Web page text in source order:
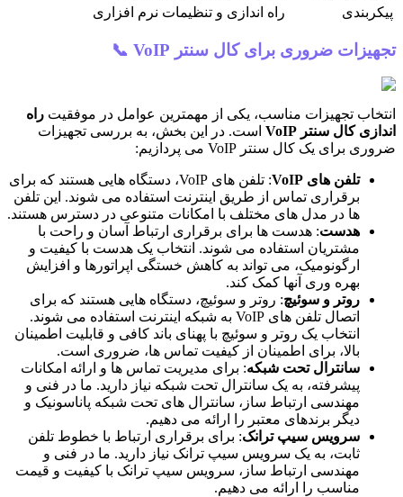
پیکربندی
راه اندازی و تنظیمات نرم افزاری
تجهیزات ضروری برای کال سنتر VoIP 📞
انتخاب تجهیزات مناسب، یکی از مهمترین عوامل در موفقیت راه
اندازی کال سنتر VoIP
است. در این بخش، به بررسی تجهیزات
ضروری برای یک کال سنتر VoIP می پردازیم:
تلفن های VoIP
: تلفن های VoIP، دستگاه هایی هستند که برای
برقراری تماس از طریق اینترنت استفاده می شوند. این تلفن
ها در مدل های مختلف با امکانات متنوعی در دسترس هستند.
هدست: هدست ها برای برقراری ارتباط آسان و راحت با
مشتریان استفاده می شوند. انتخاب یک هدست با کیفیت و
ارگونومیک، می تواند به کاهش خستگی اپراتورها و افزایش
بهره وری آنها کمک کند.
روتر و سوئیچ: روتر و سوئیچ، دستگاه هایی هستند که برای
اتصال تلفن های VoIP به شبکه اینترنت استفاده می شوند.
انتخاب یک روتر و سوئیچ با پهنای باند کافی و قابلیت اطمینان
بالا، برای اطمینان از کیفیت تماس ها، ضروری است.
سانترال تحت شبکه: برای مدیریت تماس ها و ارائه امکانات
پیشرفته، به یک سانترال تحت شبکه نیاز دارید. ما در فنی و
مهندسی ارتباط ساز، سانترال های تحت شبکه پاناسونیک و
دیگر برندهای معتبر را ارائه می دهیم.
سرویس سیپ ترانک: برای برقراری ارتباط با خطوط تلفن
ثابت، به یک سرویس سیپ ترانک نیاز دارید. ما در فنی و
مهندسی ارتباط ساز، سرویس سیپ ترانک با کیفیت و قیمت
مناسب را ارائه می دهیم.